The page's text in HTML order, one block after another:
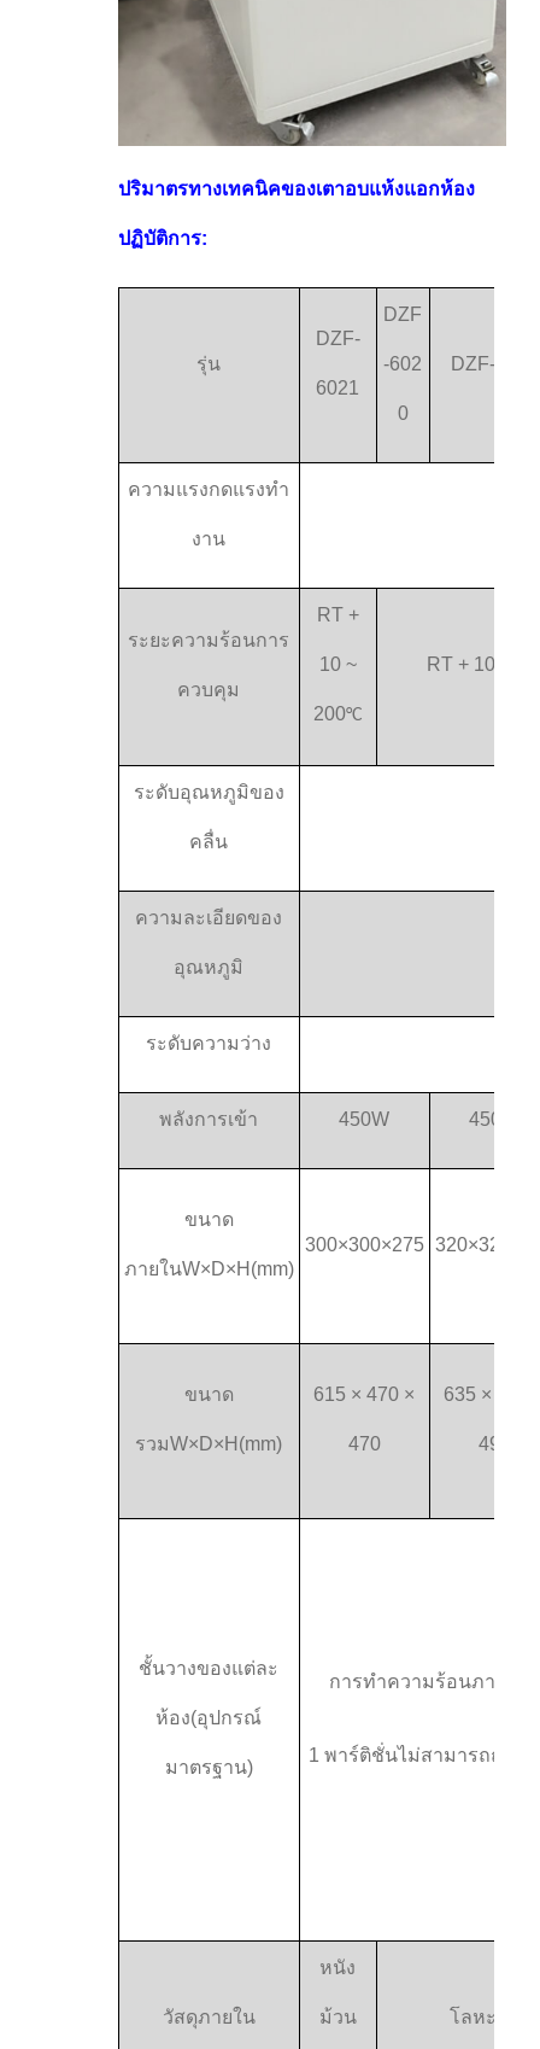
ปริมาตรทางเทคนิคของเตาอบแห้งแอกห้อง
ปฏิบัติการ:
รุ่น
DZF-
6021
DZF
-602
0
DZF-6030
ความแรงกดแรงทํา
งาน
ระยะความร้อนการ
ควบคุม
RT +
10 ~
200°C
RT + 10 ~
ระดับอุณหภูมิของ
คลื่น
ความละเอียดของ
อุณหภูมิ
ระดับความว่าง
พลังการเข้า 450W 450W
ขนาด
ภายในW×D×H(mm)
300×300×275
ขนาด
รวมW×D×H(mm)
615 × 470 ×
470
635 × 490
495
ชั้นวางของแต่ละ
ห้อง(อุปกรณ์
มาตรฐาน)
การทําความร้อนภายใน
1 พาร์ติชั่นไม่สามารถถอน
วัสดุภายใน
หนัง
ม้วน โลหะไร้ขั